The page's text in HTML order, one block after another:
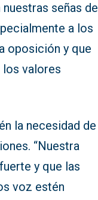
señas de
a los
oposición y que
los valores
la necesidad de
“Nuestra
y que las
voz estén